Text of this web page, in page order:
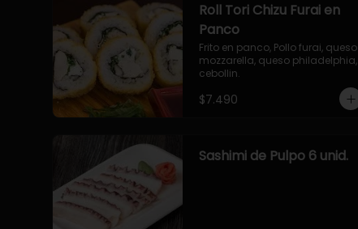
Roll Tori Chizu Furai en
Panco
Frito en panco, Pollo furai, queso
mozzarella, queso philadelphia,
cebollin.
$7.490
Sashimi de Pulpo 6 unid.